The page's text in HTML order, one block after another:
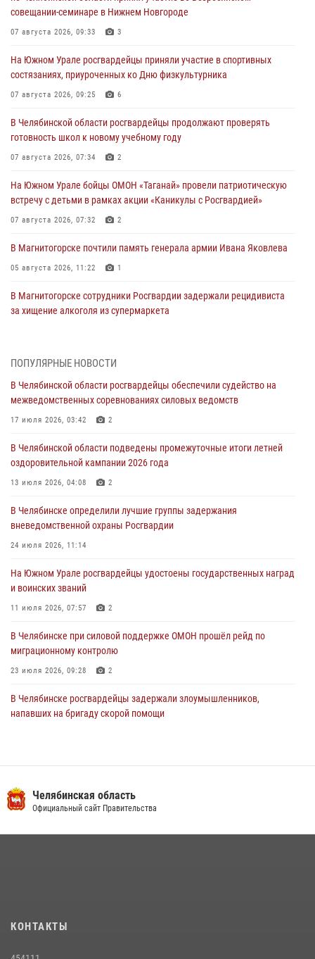
совещании-семинаре в Нижнем Новгороде
07 августа 2026, 09:33 3
На Южном Урале росгвардейцы приняли участие в спортивных
состязаниях, приуроченных ко Дню физкультурника
07 августа 2026, 09:25 6
В Челябинской области росгвардейцы продолжают проверять
готовность школ к новому учебному году
07 августа 2026, 07:34 2
На Южном Урале бойцы ОМОН «Таганай» провели патриотическую
встречу с детьми в рамках акции «Каникулы с Росгвардией»
07 августа 2026, 07:32 2
В Магнитогорске почтили память генерала армии Ивана Яковлева
05 августа 2026, 11:22 1
В Магнитогорске сотрудники Росгвардии задержали рецидивиста
за хищение алкоголя из супермаркета
На Южном Урале спецназ Росгвардии провел военно-полевые
Росгвардейцы задержали трёх магазинных воров в Челябинске
На Южном Урале сотрудники Росгвардии задержали
подозреваемого в совершении убийства
В Челябинской области росгвардейцами по горячим следам
задержан подозреваемый в грабеже
ПОПУЛЯРНЫЕ НОВОСТИ
В Челябинской области росгвардейцы обеспечили судейство на
межведомственных соревнованиях силовых ведомств
17 июля 2026, 03:42 2
В Челябинской области подведены промежуточные итоги летней
оздоровительной кампании 2026 года
13 июля 2026, 04:08 2
В Челябинске определили лучшие группы задержания
вневедомственной охраны Росгвардии
24 июля 2026, 11:14
На Южном Урале росгвардейцы удостоены государственных наград
и воинских званий
11 июля 2026, 07:57 2
В Челябинске при силовой поддержке ОМОН прошёл рейд по
миграционному контролю
23 июля 2026, 09:28 2
В Челябинске росгвардейцы задержали злоумышленников,
напавших на бригаду скорой помощи
13 июля 2026, 03:02 5
Челябинская область
Официальный сайт Правительства
КОНТАКТЫ